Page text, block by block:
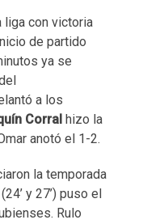
liga con victoria
de partido
ya se
a los
Corral hizo la
anotó el 1-2.
la temporada
y 27’) puso el
Rulo